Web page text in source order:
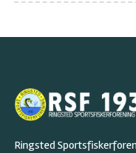
Ringsted